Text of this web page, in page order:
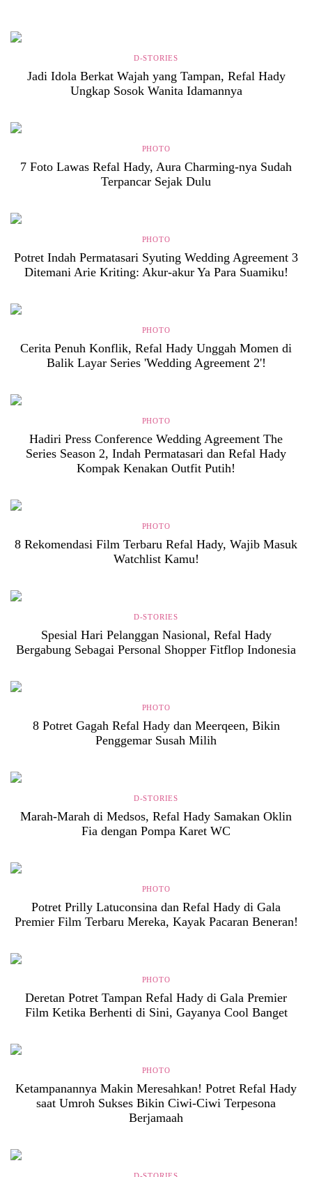
D-STORIES
Jadi Idola Berkat Wajah yang Tampan, Refal Hady
Ungkap Sosok Wanita Idamannya
PHOTO
7 Foto Lawas Refal Hady, Aura Charming-nya Sudah
Terpancar Sejak Dulu
PHOTO
Potret Indah Permatasari Syuting Wedding Agreement 3
Ditemani Arie Kriting: Akur-akur Ya Para Suamiku!
PHOTO
Cerita Penuh Konflik, Refal Hady Unggah Momen di
Balik Layar Series 'Wedding Agreement 2'!
PHOTO
Hadiri Press Conference Wedding Agreement The
Series Season 2, Indah Permatasari dan Refal Hady
Kompak Kenakan Outfit Putih!
PHOTO
8 Rekomendasi Film Terbaru Refal Hady, Wajib Masuk
Watchlist Kamu!
D-STORIES
Spesial Hari Pelanggan Nasional, Refal Hady
Bergabung Sebagai Personal Shopper Fitflop Indonesia
PHOTO
8 Potret Gagah Refal Hady dan Meerqeen, Bikin
Penggemar Susah Milih
D-STORIES
Marah-Marah di Medsos, Refal Hady Samakan Oklin
Fia dengan Pompa Karet WC
PHOTO
Potret Prilly Latuconsina dan Refal Hady di Gala
Premier Film Terbaru Mereka, Kayak Pacaran Beneran!
PHOTO
Deretan Potret Tampan Refal Hady di Gala Premier
Film Ketika Berhenti di Sini, Gayanya Cool Banget
PHOTO
Ketampanannya Makin Meresahkan! Potret Refal Hady
saat Umroh Sukses Bikin Ciwi-Ciwi Terpesona
Berjamaah